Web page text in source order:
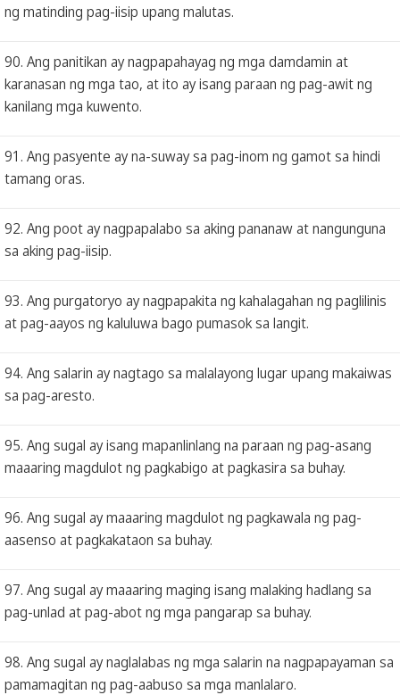
ng matinding pag-iisip upang malutas.
90. Ang panitikan ay nagpapahayag ng mga damdamin at
karanasan ng mga tao, at ito ay isang paraan ng pag-awit ng
kanilang mga kuwento.
91. Ang pasyente ay na-suway sa pag-inom ng gamot sa hindi
tamang oras.
92. Ang poot ay nagpapalabo sa aking pananaw at nangunguna
sa aking pag-iisip.
93. Ang purgatoryo ay nagpapakita ng kahalagahan ng paglilinis
at pag-aayos ng kaluluwa bago pumasok sa langit.
94. Ang salarin ay nagtago sa malalayong lugar upang makaiwas
sa pag-aresto.
95. Ang sugal ay isang mapanlinlang na paraan ng pag-asang
maaaring magdulot ng pagkabigo at pagkasira sa buhay.
96. Ang sugal ay maaaring magdulot ng pagkawala ng pag-
aasenso at pagkakataon sa buhay.
97. Ang sugal ay maaaring maging isang malaking hadlang sa
pag-unlad at pag-abot ng mga pangarap sa buhay.
98. Ang sugal ay naglalabas ng mga salarin na nagpapayaman sa
pamamagitan ng pag-aabuso sa mga manlalaro.